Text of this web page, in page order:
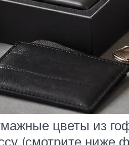
цветы из
(смотрите ниже